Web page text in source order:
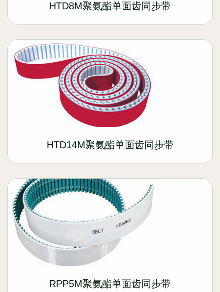
HTD8M聚氨酯单面齿同步带
HTD14M聚氨酯单面齿同步带
RPP5M聚氨酯单面齿同步带